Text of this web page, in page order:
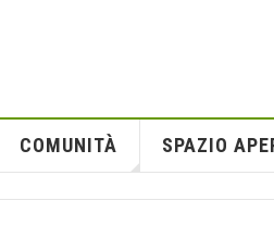
COMUNITÀ SPAZIO